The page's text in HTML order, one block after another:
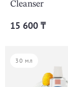
Cleanser
15 600 ₸
30 мл